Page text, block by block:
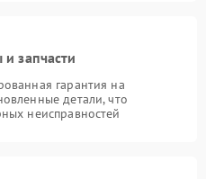
запчасти
гарантия на
детали, что
неисправностей